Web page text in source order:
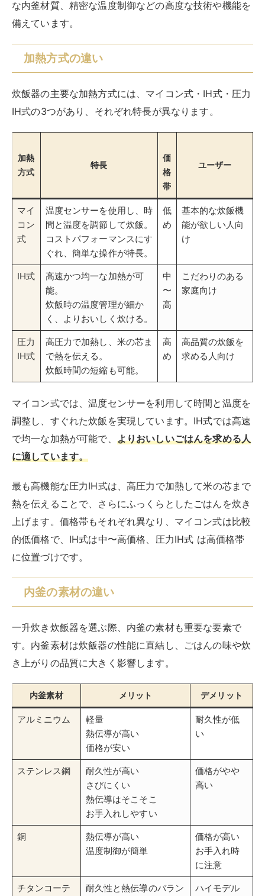
な内釜材質、精密な温度制御などの高度な技術や機能を
備えています。
加熱方式の違い
炊飯器の主要な加熱方式には、マイコン式・IH式・圧力
IH式の3つがあり、それぞれ特長が異なります。
加熱
方式
特長
価
格
帯
ユーザー
マイ
コン
式
温度センサーを使用し、時
間と温度を調節して炊飯。
コストパフォーマンスにす
ぐれ、簡単な操作が特長。
低
め
基本的な炊飯機
能が欲しい人向
け
IH式
高速かつ均一な加熱が可
能。
炊飯時の温度管理が細か
く、よりおいしく炊ける。
中
〜
高
こだわりのある
家庭向け
圧力
IH式
高圧力で加熱し、米の芯ま
で熱を伝える。
炊飯時間の短縮も可能。
高
め
高品質の炊飯を
求める人向け
マイコン式では、温度センサーを利用して時間と温度を
調整し、すぐれた炊飯を実現しています。IH式では高速
で均一な加熱が可能で、 よりおいしいごはんを求める人
に適しています。
最も高機能な圧力IH式は、高圧力で加熱して米の芯まで
熱を伝えることで、さらにふっくらとしたごはんを炊き
上げます。価格帯もそれぞれ異なり、マイコン式は比較
的低価格で、IH式は中〜高価格、圧力IH式 ​​は高価格帯
に位置づけです。
内釜の素材の違い
一升炊き炊飯器を選ぶ際、内釜の素材も重要な要素で
す。内釜素材は炊飯器の性能に直結し、ごはんの味や炊
き上がりの品質に大きく影響します。
内釜素材 メリット デメリット
アルミニウム
軽量
熱伝導が高い
価格が安い
耐久性が低
い
ステンレス鋼
耐久性が高い
さびにくい
熱伝導はそこそこ
お手入れしやすい
価格がやや
高い
銅
熱伝導が高い
温度制御が簡単
価格が高い
お手入れ時
に注意
チタンコーテ
耐久性と熱伝導のバラン
ハイモデル